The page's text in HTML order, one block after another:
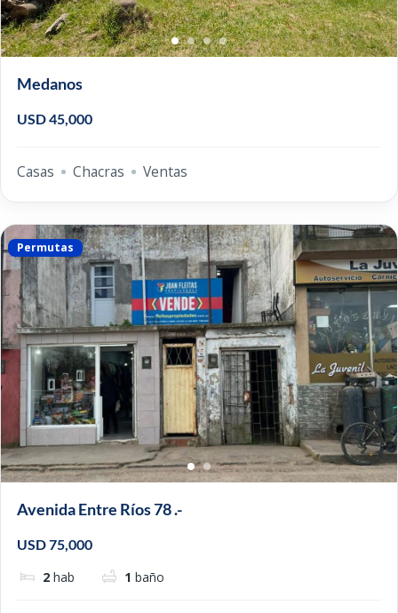
Medanos
USD 45,000
Casas Chacras Ventas
Permutas
Avenida Entre Ríos 78 .-
USD 75,000
2 hab 1 baño